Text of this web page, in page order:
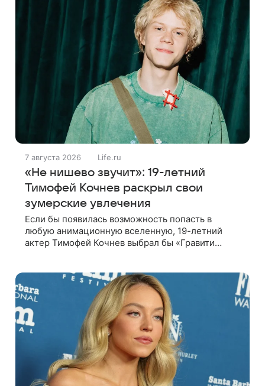
7 августа 2026 Life.ru
«Не нишево звучит»: 19-летний
Тимофей Кочнев раскрыл свои
зумерские увлечения
Если бы появилась возможность попасть в
любую анимационную вселенную, 19-летний
актер Тимофей Кочнев выбрал бы «Гравити